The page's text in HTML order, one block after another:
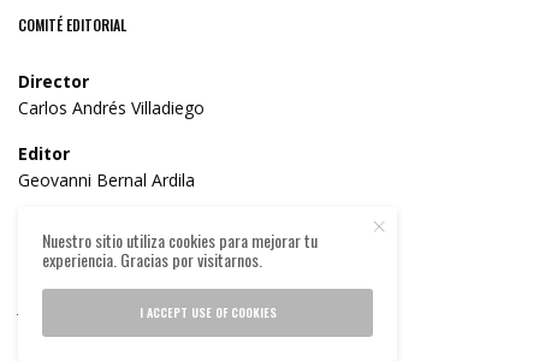
COMITÉ EDITORIAL
Director
Carlos Andrés Villadiego
Editor
Geovanni Bernal Ardila
Dr. William José Solano Parra
Nuestro sitio utiliza cookies para mejorar tu
experiencia. Gracias por visitarnos.
I ACCEPT USE OF COOKIES